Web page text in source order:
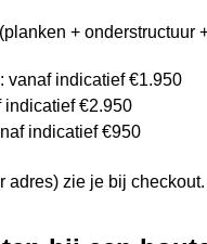
+ onderstructuur
vanaf indicatief €1.950
indicatief €2.950
indicatief €950
adres) zie je bij checkout.